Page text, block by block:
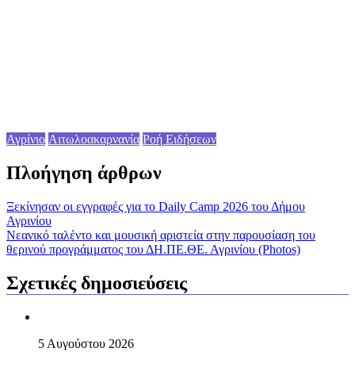
Αγρίνιο Αιτωλοακαρνανία Ροή Ειδήσεων
Πλοήγηση άρθρων
Ξεκίνησαν οι εγγραφές για το Daily Camp 2026 του Δήμου
Αγρινίου
Νεανικό ταλέντο και μουσική αριστεία στην παρουσίαση του
θερινού προγράμματος του ΔΗ.ΠΕ.ΘΕ. Αγρινίου (Photos)
Σχετικές δημοσιεύσεις
5 Αυγούστου 2026